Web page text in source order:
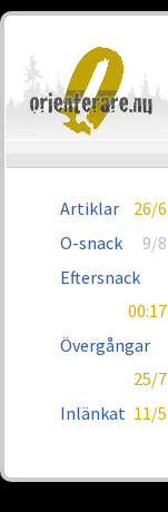
Artiklar
26/6
O-snack
9/8
Eftersnack
00:17
Övergångar
25/7
Inlänkat 11/5